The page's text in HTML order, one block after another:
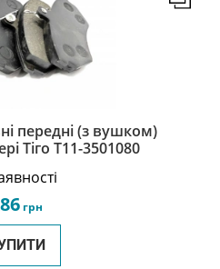
передні (з вушком)
Тіго T11-3501080
грн